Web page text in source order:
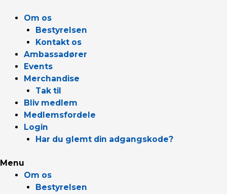
indholdet
Om os
Bestyrelsen
Kontakt os
Ambassadører
Events
Merchandise
Tak til
Bliv medlem
Medlemsfordele
Login
Har du glemt din adgangskode?
Menu
Om os
Bestyrelsen